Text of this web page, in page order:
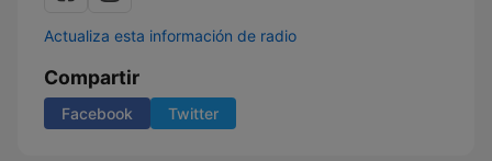
Actualiza esta información de radio
Compartir
Facebook Twitter